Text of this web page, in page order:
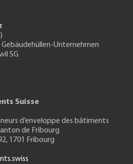
Unternehmen
SG
Suisse
d’enveloppe des bâtiments
de Fribourg
1701 Fribourg